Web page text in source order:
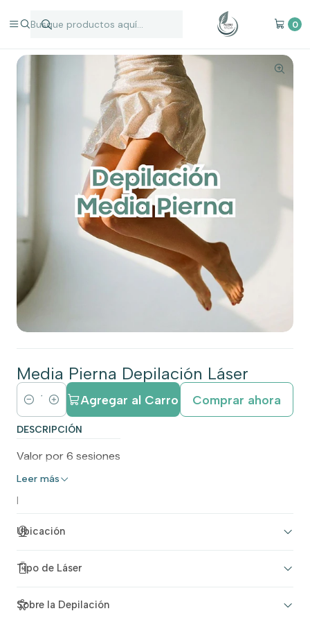
0
Zonas Individuales
Media Pierna Depilación Láser
Media Pierna Depilación Láser
a
t
i
d
d
Agregar al Carro Comprar ahora
DESCRIPCIÓN
Valor por 6 sesiones
Leer más
|
Ubicación
Tipo de Láser
Sobre la Depilación